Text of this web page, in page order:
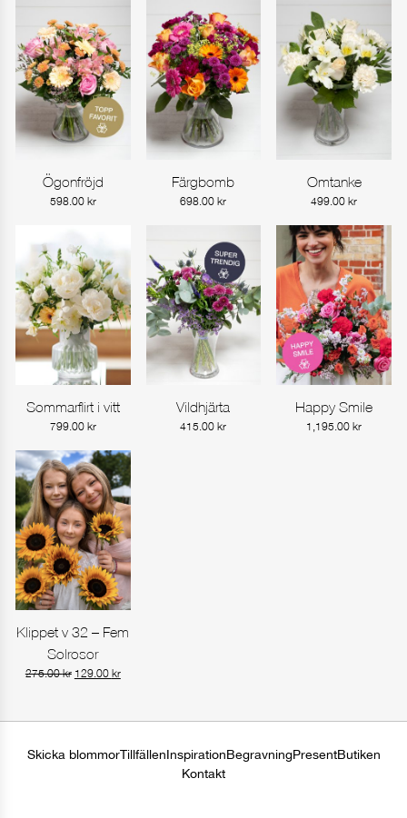
Gå till produkt
Ögonfröjd
598.00 kr
Gå till produkt
Färgbomb
698.00kr
Gå till produkt
Omtanke
499.00kr
Gå till produkt
Sommarflirt i vitt
799.00 kr
Gå till produkt
Vildhjärta
415.00kr
Gå till produkt
Happy Smile
1,195.00kr
Gå till produkt
Klippet v 32 – Fem
Solrosor
275.00kr Det
var:
129.00 krDet
är:
Skicka blommorTillfällenInspirationBegravningPresentButiken
Kontakt